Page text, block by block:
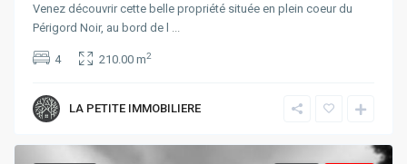
Venez découvrir cette belle propriété située en plein coeur du
Périgord Noir, au bord de l
4 210.00 m2
LA PETITE IMMOBILIERE